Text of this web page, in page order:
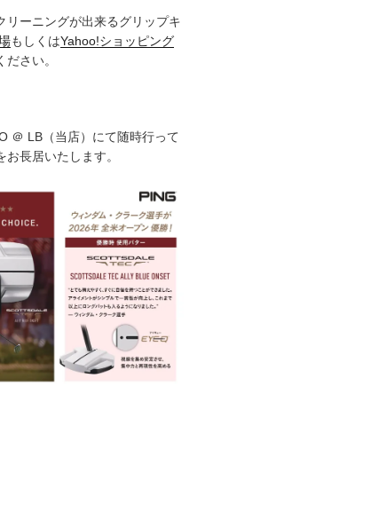
リーニングが出来るグリップキ
もしくはYahoo!ショッピング
さい。
＠ LB（当店）にて随時行って
長居いたします。